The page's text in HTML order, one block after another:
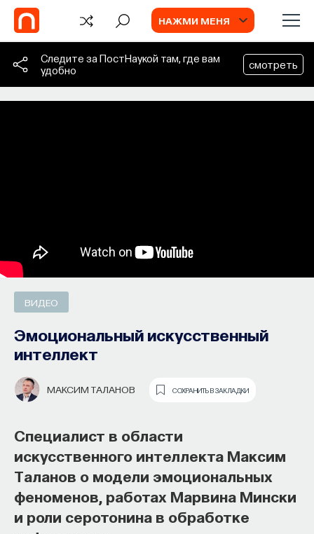
НАЖМИ МЕНЯ
Следите за ПостНаукой там, где вам
удобно
смотреть
ВИДЕО
Эмоциональный искусственный
интеллект
МАКСИМ ТАЛАНОВ СОХРАНИТЬ В ЗАКЛАДКИ
Специалист в области
искусственного интеллекта Максим
Таланов о модели эмоциональных
феноменов, работах Марвина Мински
и роли серотонина в обработке
ИИ в университете, цели
образования и рынок труда —
«Мыслить как учёный» #57
Зачем университету длинный
горизонт планирования и как
ИИ меняет саму организацию
мышления и обучения
В новом эпизоде «Мыслить как ученый»Ивар